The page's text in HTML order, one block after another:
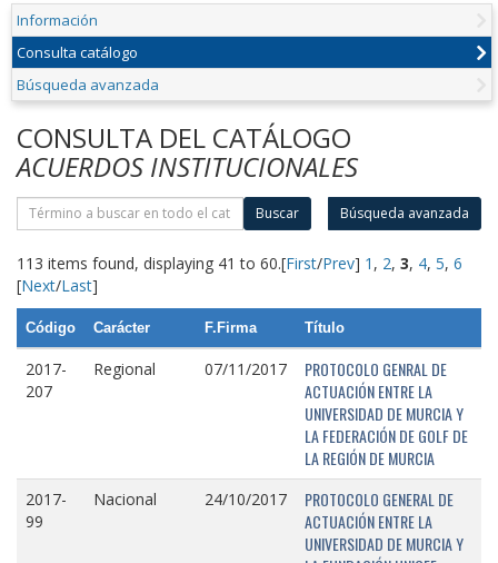
Información
Consulta catálogo
Búsqueda avanzada
CONSULTA DEL CATÁLOGO
ACUERDOS INSTITUCIONALES
Buscar Búsqueda avanzada
113 items found, displaying 41 to 60.[First/Prev] 1 , 2, 3, 4, 5, 6
[Next/Last]
Código Carácter F.Firma Título
2017-
207
Regional 07/11/2017
PROTOCOLO GENRAL DE
ACTUACIÓN ENTRE LA
UNIVERSIDAD DE MURCIA Y
LA FEDERACIÓN DE GOLF DE
LA REGIÓN DE MURCIA
2017-
99
Nacional 24/10/2017
PROTOCOLO GENERAL DE
ACTUACIÓN ENTRE LA
UNIVERSIDAD DE MURCIA Y